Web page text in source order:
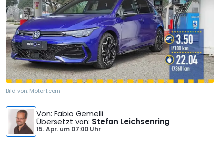
Bild von: Motor1.com
Von: Fabio Gemelli
Übersetzt von: Stefan Leichsenring
15. Apr. um 07:00 Uhr